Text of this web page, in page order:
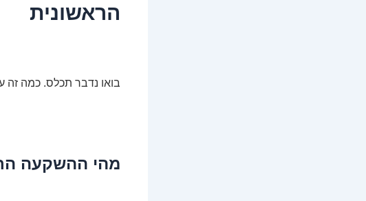
הראשונית
בואו נדבר תכלס. כמה זה
מהי ההשקעה